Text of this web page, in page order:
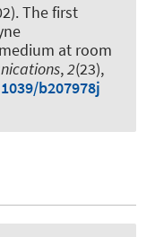
The first
at room
,2(23),
b207978j